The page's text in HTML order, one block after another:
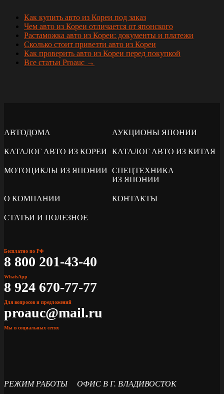
Как купить авто из Кореи под заказ
Чем авто из Кореи отличается от японского
Растаможка авто из Кореи: документы и платежи
Сколько стоит привезти авто из Кореи
Как проверить авто из Кореи перед покупкой
Все статьи Proauc →
АВТОДОМА АУКЦИОНЫ ЯПОНИИ
КАТАЛОГ АВТО ИЗ КОРЕИ КАТАЛОГ АВТО ИЗ КИТАЯ
МОТОЦИКЛЫ ИЗ ЯПОНИИ СПЕЦТЕХНИКА
ИЗ ЯПОНИИ
О КОМПАНИИ КОНТАКТЫ
СТАТЬИ И ПОЛЕЗНОЕ
Бесплатно по РФ
8 800 201-43-40
WhatsApp
8 924 670-77-77
Для вопросов и предложений
proauc@mail.ru
Мы в социальных сетях
РЕЖИМ РАБОТЫ ОФИС В Г. ВЛАДИВОСТОК